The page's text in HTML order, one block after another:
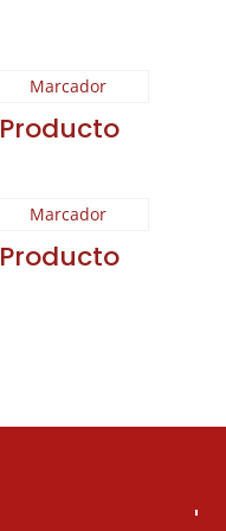
Producto
Producto